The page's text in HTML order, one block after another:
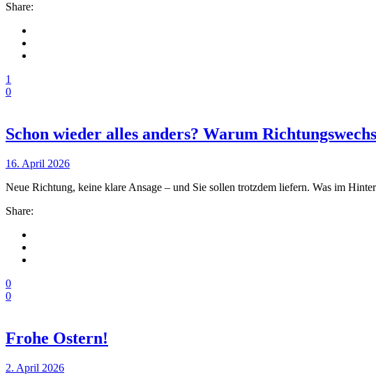
Share:
1
0
Schon wieder alles anders? Warum
16. April 2026
Neue Richtung, keine klare Ansage – und Sie sollen trotzdem liefern. Was im
Share:
0
0
Frohe Ostern!
2. April 2026